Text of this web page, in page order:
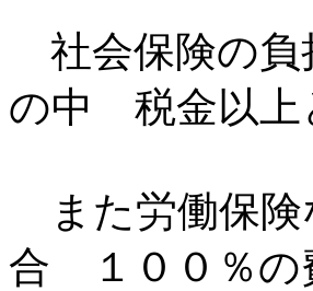
社会保険の負
の中 税金以上
また労働保険
合 １００％の